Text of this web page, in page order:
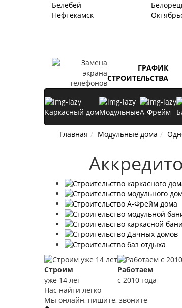
Белебей
Нефтекамск
ГРАФИК
СТРОИТЕЛЬСТВА
Каркасный домМодульныеА-Фрейм
Главная Модульные дома
Строим
уже 14 лет
Работаем
с 2010 года
Нас найти легко
Мы онлайн, пишите, звоните